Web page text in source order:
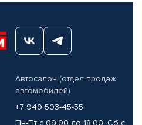
Автосалон (отдел продаж
автомобилей)
+7 949 503-45-55
Пн-Пт с 09.00 до 18.00, Сб с